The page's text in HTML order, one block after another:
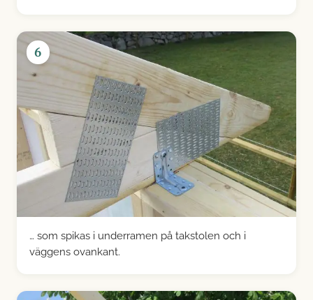
6
… som spikas i underramen på takstolen och i
väggens ovankant.